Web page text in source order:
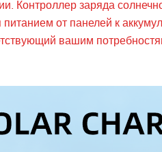
Контроллер заряда
питанием от панелей к
вашим